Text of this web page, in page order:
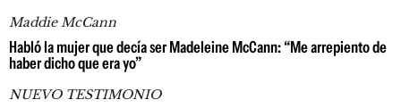
Maddie McCann
Habló la mujer que decía ser Madeleine McCann: “Me arrepiento de
haber dicho que era yo”
NUEVO TESTIMONIO